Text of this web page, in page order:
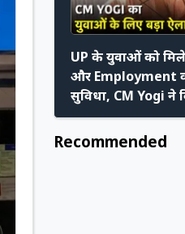
UP के युवाओं को
और Employment
सुविधा, CM Yogi ने
ऐलान
Recommended